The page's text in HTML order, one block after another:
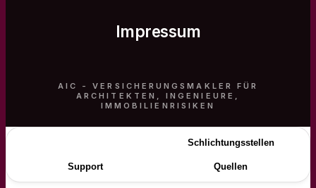
Impressum
AIC - VERSICHERUNGSMAKLER FÜR
ARCHITEKTEN, INGENIEURE,
IMMOBILIENRISIKEN
Schlichtungsstellen
Support Quellen